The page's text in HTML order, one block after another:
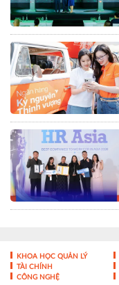
KHOA HỌC QUẢN LÝ
TÀI CHÍNH
CÔNG NGHỆ